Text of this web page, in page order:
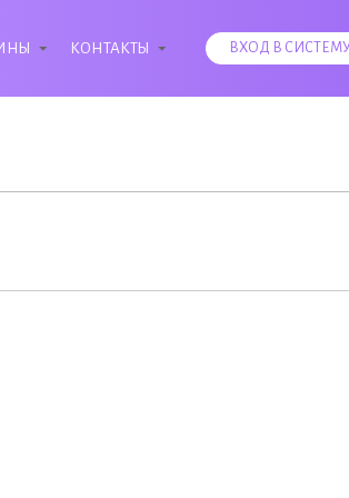
КОНТАКТЫ ВХОД В СИСТЕМУ